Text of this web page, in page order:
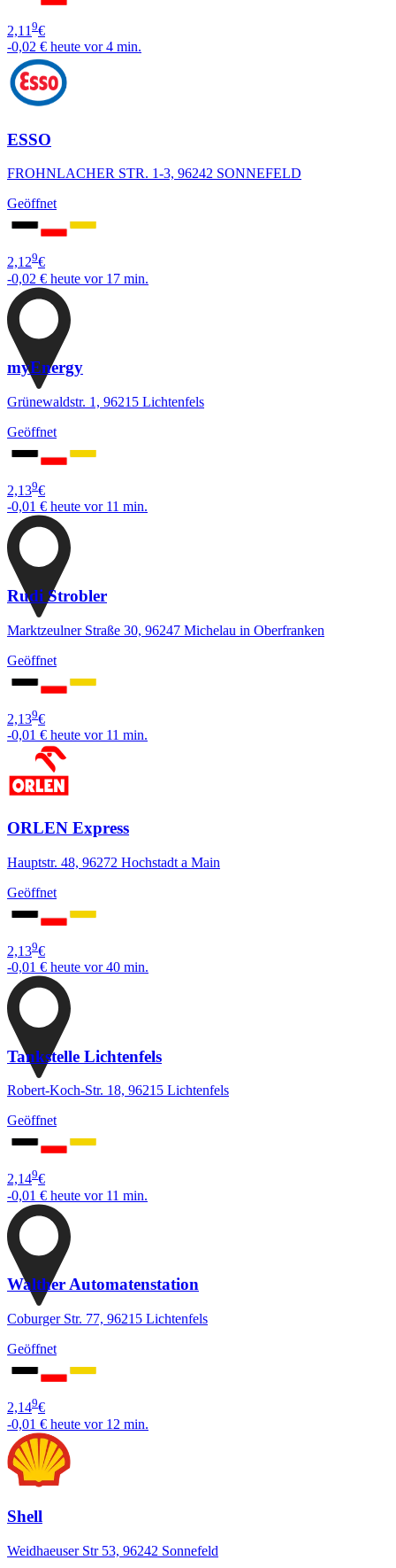
2,11 9€
-0,02 € heute vor 4 min.
ESSO
FROHNLACHER STR. 1-3, 96242 SONNEFELD
Geöffnet
2,129€
-0,02 € heute vor 17 min.
myEnergy
Grünewaldstr. 1, 96215 Lichtenfels
Geöffnet
2,139€
-0,01 € heute vor 11 min.
Rudi Strobler
Marktzeulner Straße 30, 96247 Michelau in Oberfranken
Geöffnet
2,139€
-0,01 € heute vor 11 min.
ORLEN Express
Hauptstr. 48, 96272 Hochstadt a Main
Geöffnet
2,139€
-0,01 € heute vor 40 min.
Tankstelle Lichtenfels
Robert-Koch-Str. 18, 96215 Lichtenfels
Geöffnet
2,149€
-0,01 € heute vor 11 min.
Walther Automatenstation
Coburger Str. 77, 96215 Lichtenfels
Geöffnet
2,149€
-0,01 € heute vor 12 min.
Shell
Weidhaeuser Str 53, 96242 Sonnefeld